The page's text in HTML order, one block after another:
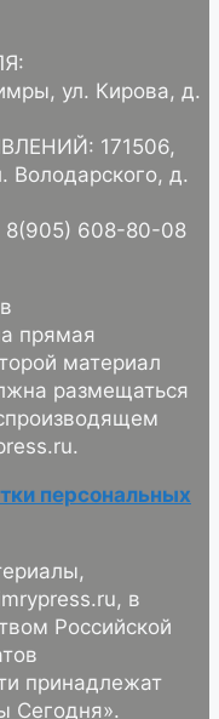
ул. Кирова, д.
171506,
Володарского, д.
608-80-08
прямая
материал
размещаться
персональных
в
Российской
принадлежат
Сегодня».